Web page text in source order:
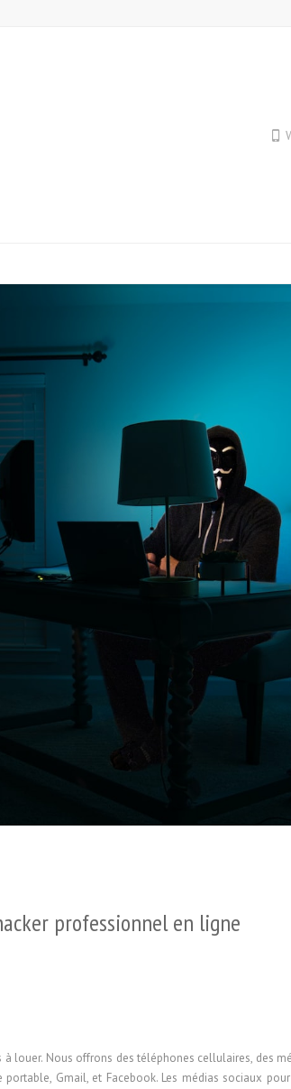
professionnel en ligne
louer. Nous offrons des téléphones cellulaires, des
Gmail, et Facebook. Les médias sociaux